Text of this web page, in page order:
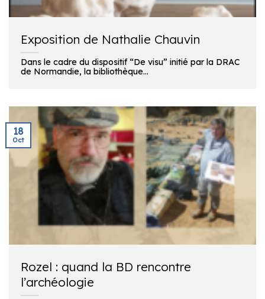
Exposition de Nathalie Chauvin
Dans le cadre du dispositif “De visu” initié par la DRAC
de Normandie, la bibliothèque...
Rozel : quand la BD rencontre
l’archéologie
18
Oct